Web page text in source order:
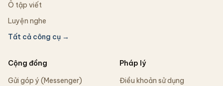
Ô tập viết
Luyện nghe
Tất cả công cụ →
Cộng đồng
Gửi góp ý (Messenger)
Pháp lý
Điều khoản sử dụng